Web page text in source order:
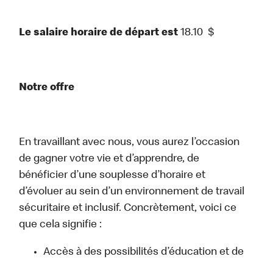
Le salaire horaire de départ est 18.10 $
Notre offre
En travaillant avec nous, vous aurez l’occasion
de gagner votre vie et d’apprendre, de
bénéficier d’une souplesse d’horaire et
d’évoluer au sein d’un environnement de travail
sécuritaire et inclusif. Concrètement, voici ce
que cela signifie :
Accès à des possibilités d’éducation et de